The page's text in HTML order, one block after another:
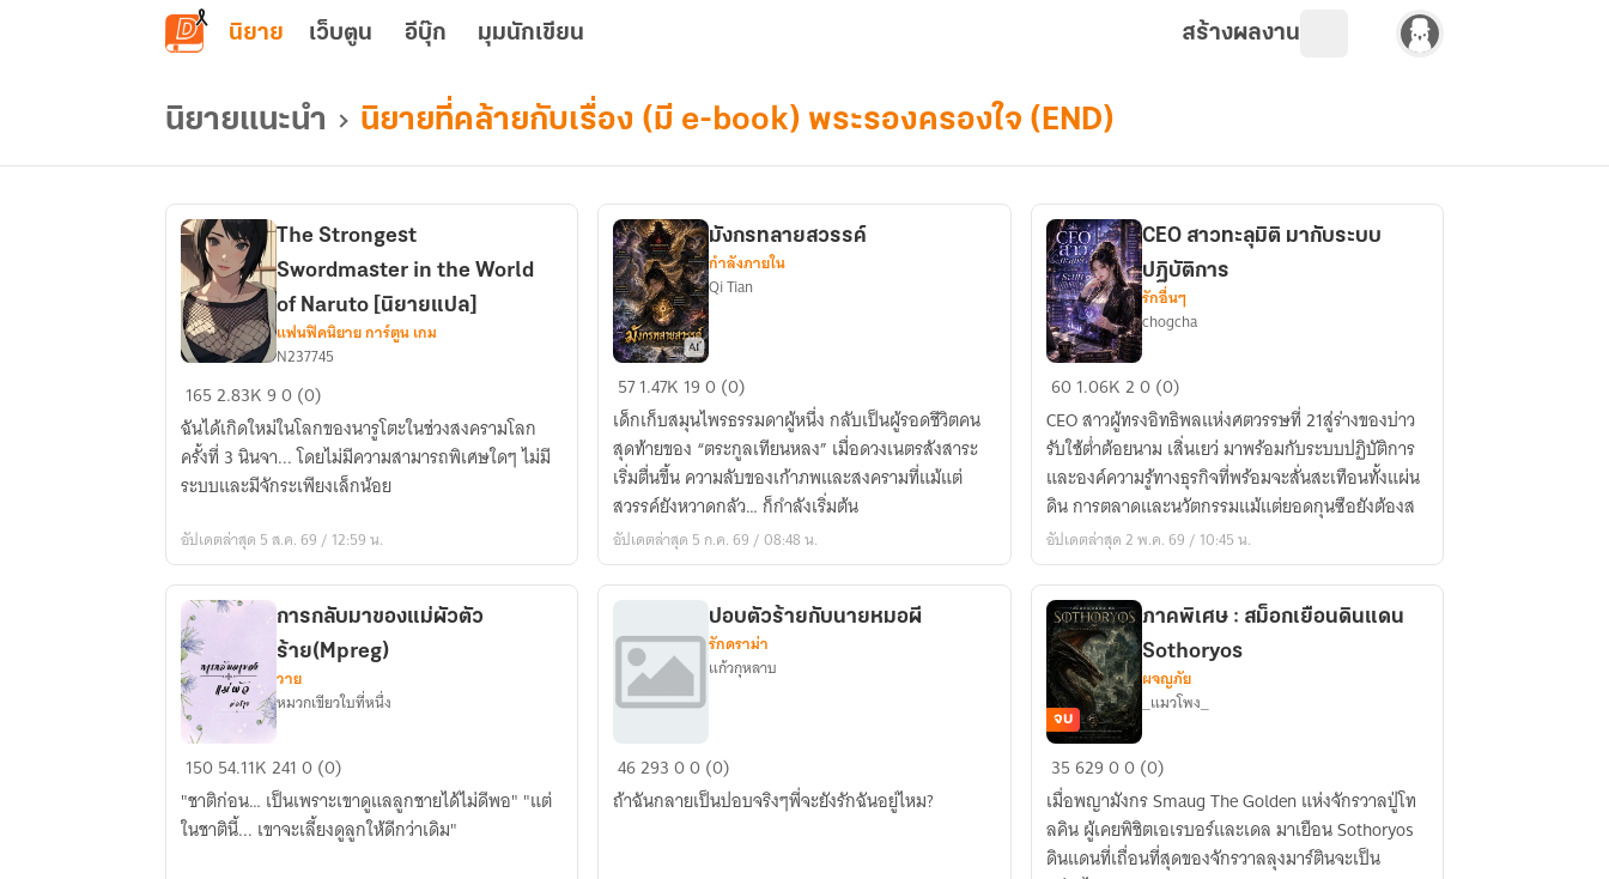
ข้ามไปยังเนื้อหาหลัก
นิยาย เว็บตูน อีบุ๊ก มุมนักเขียน สร้างผลงาน
นิยายแนะนำ นิยายที่คล้ายกับเรื่อง (มี e-book) พระรองครองใจ (END)
Strongest
Swordmaster
in
the
of
Naruto
[นิยาย
แปล]
The Strongest
Swordmaster in the World
of Naruto [นิยายแปล]
แฟนฟิคนิยาย การ์ตูน เกม
N237745
1652.83K90 (0)
ฉันได้เกิดใหม่ในโลกของนารูโตะในช่วงสงครามโลก
ครั้งที่ 3 นินจา... โดยไม่มีความสามารถพิเศษใดๆ ไม่มี
ระบบและมีจักระเพียงเล็กน้อย
อัปเดตล่าสุด 5 ส.ค. 69 / 12:59 น.
มังกร
ทลาย
สวรรค์
มังกรทลายสวรรค์
กำลังภายใน
Qi Tian
571.47K 19 0 (0)
เด็กเก็บสมุนไพรธรรมดาผู้หนึ่ง กลับเป็นผู้รอดชีวิตคน
สุดท้ายของ “ตระกูลเทียนหลง” เมื่อดวงเนตรสังสาระ
เริ่มตื่นขึ้น ความลับของเก้าภพและสงครามที่แม้แต่
สวรรค์ยังหวาดกลัว… ก็กำลังเริ่มต้น
อัปเดตล่าสุด 5 ก.ค. 69 / 08:48 น.
CEO
ทะลุ
มิติ
มา
กับ
ระบบ
ปฏิบัติ
การ
CEO สาวทะลุมิติ มากับระบบ
ปฏิบัติการ
รักอื่นๆ
chogcha
60 1.06K20 (0)
CEO สาวผู้ทรงอิทธิพลแห่งศตวรรษที่ 21สู่ร่างของบ่าว
รับใช้ต่ำต้อยนาม เสิ่นเยว่ มาพร้อมกับระบบปฏิบัติการ
และองค์ความรู้ทางธุรกิจที่พร้อมจะสั่นสะเทือนทั้งแผ่น
ดิน การตลาดและนวัตกรรมแม้แต่ยอดกุนซือยังต้องส
อัปเดตล่าสุด 2 พ.ค. 69 / 10:45 น.
การก
มา
ของ
การกลับมาของแม่ผัวตัว
ร้าย(Mpreg)
วาย
หมวกเขียวใบที่หนึ่ง
15054.11K2410 (0)
"ชาติก่อน… เป็นเพราะเขาดูแลลูกชายได้ไม่ดีพอ" "แต่
ในชาตินี้... เขาจะเลี้ยงดูลูกให้ดีกว่าเดิม"
ปอบ
ตัว
ร้าย
ปอบตัวร้ายกับนายหมอผี
รักดราม่า
แก้วกุหลาบ
46293 00 (0)
ถ้าฉันกลายเป็นปอบจริงๆพี่จะยังรักฉันอยู่ไหม?
ภาค
พิเศษ
:
สม็
อก
จบ
ภาคพิเศษ : สม็อกเยือนดินแดน
Sothoryos
ผจญภัย
_แมวโพง_
3562900 (0)
เมื่อพญามังกร Smaug The Golden แห่งจักรวาลปู่โท
ลคิน ผู้เคยพิชิตเอเรบอร์และเดล มาเยือน Sothoryos
ดินแดนที่เถื่อนที่สุดของจักรวาลลุงมาร์ตินจะเป็น